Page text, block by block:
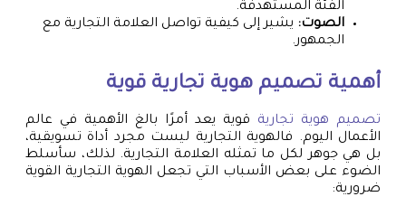
الفئة المستهدفة.
الصوت: يشير إلى كيفية تواصل العلامة التجارية مع
الجمهور.
أهمية تصميم هوية تجارية قوية
تصميم هوية تجارية قوية يعد أمرًا بالغ الأهمية في عالم
الأعمال اليوم. فالهوية التجارية ليست مجرد أداة تسويقية،
بل هي جوهر لكل ما تمثله العلامة التجارية. لذلك، سأسلط
الضوء على بعض الأسباب التي تجعل الهوية التجارية القوية
ضرورية: